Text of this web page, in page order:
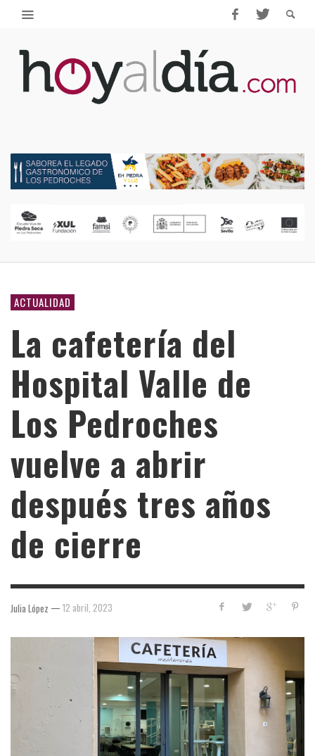
ACTUALIDAD
La cafetería del
Hospital Valle de
Los Pedroches
vuelve a abrir
después tres años
de cierre
Julia López — 12 abril, 2023